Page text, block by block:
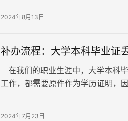
2024年8月13日
补办流程：大学本科毕业证
在我们的职业生涯中，大学本科
工作，都需要原件作为学历证明，
2024年7月23日